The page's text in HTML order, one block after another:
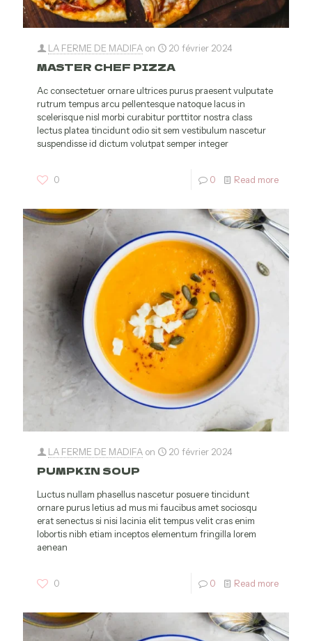
LA FERME DE MADIFA on 20 février 2024
MASTER CHEF PIZZA
Ac consectetuer ornare ultrices purus praesent vulputate
rutrum tempus arcu pellentesque natoque lacus in
scelerisque nisl morbi curabitur porttitor nostra class
lectus platea tincidunt odio sit sem vestibulum nascetur
suspendisse id dictum volutpat semper integer
0 0 Read more
LA FERME DE MADIFA on 20 février 2024
PUMPKIN SOUP
Luctus nullam phasellus nascetur posuere tincidunt
ornare purus letius ad mus mi faucibus amet sociosqu
erat senectus si nisi lacinia elit tempus velit cras enim
lobortis nibh etiam inceptos elementum fringilla lorem
aenean
0 0 Read more